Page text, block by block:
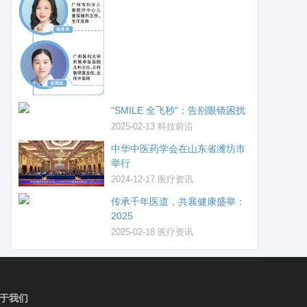
“SMILE 全飞秒”：告别眼镜困扰
2025-02-13 科技前沿
中华中医药学会在山东省潍坊市
举行
2024-12-17 医疗资讯
传承千年医道，共襄健康盛举：
2025
2025-02-18 医疗资讯
我们